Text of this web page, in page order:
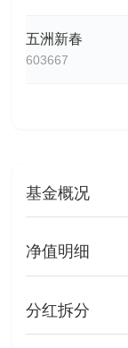
五洲新春
603667
基金概况
净值明细
分红拆分